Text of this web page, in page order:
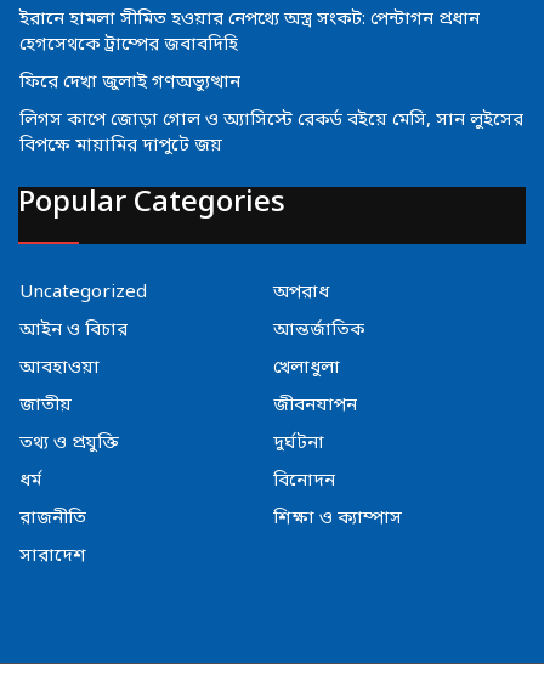
ইরানে হামলা সীমিত হওয়ার নেপথ্যে অস্ত্র সংকট: পেন্টাগন প্রধান
হেগসেথকে ট্রাম্পের জবাবদিহি
ফিরে দেখা জুলাই গণঅভ্যুত্থান
লিগস কাপে জোড়া গোল ও অ্যাসিস্টে রেকর্ড বইয়ে মেসি, সান লুইসের
বিপক্ষে মায়ামির দাপুটে জয়
Popular Categories
Uncategorized
অপরাধ
আইন ও বিচার
আন্তর্জাতিক
আবহাওয়া
খেলাধুলা
জাতীয়
জীবনযাপন
তথ্য ও প্রযুক্তি
দুর্ঘটনা
ধর্ম
বিনোদন
রাজনীতি
শিক্ষা ও ক্যাম্পাস
সারাদেশ